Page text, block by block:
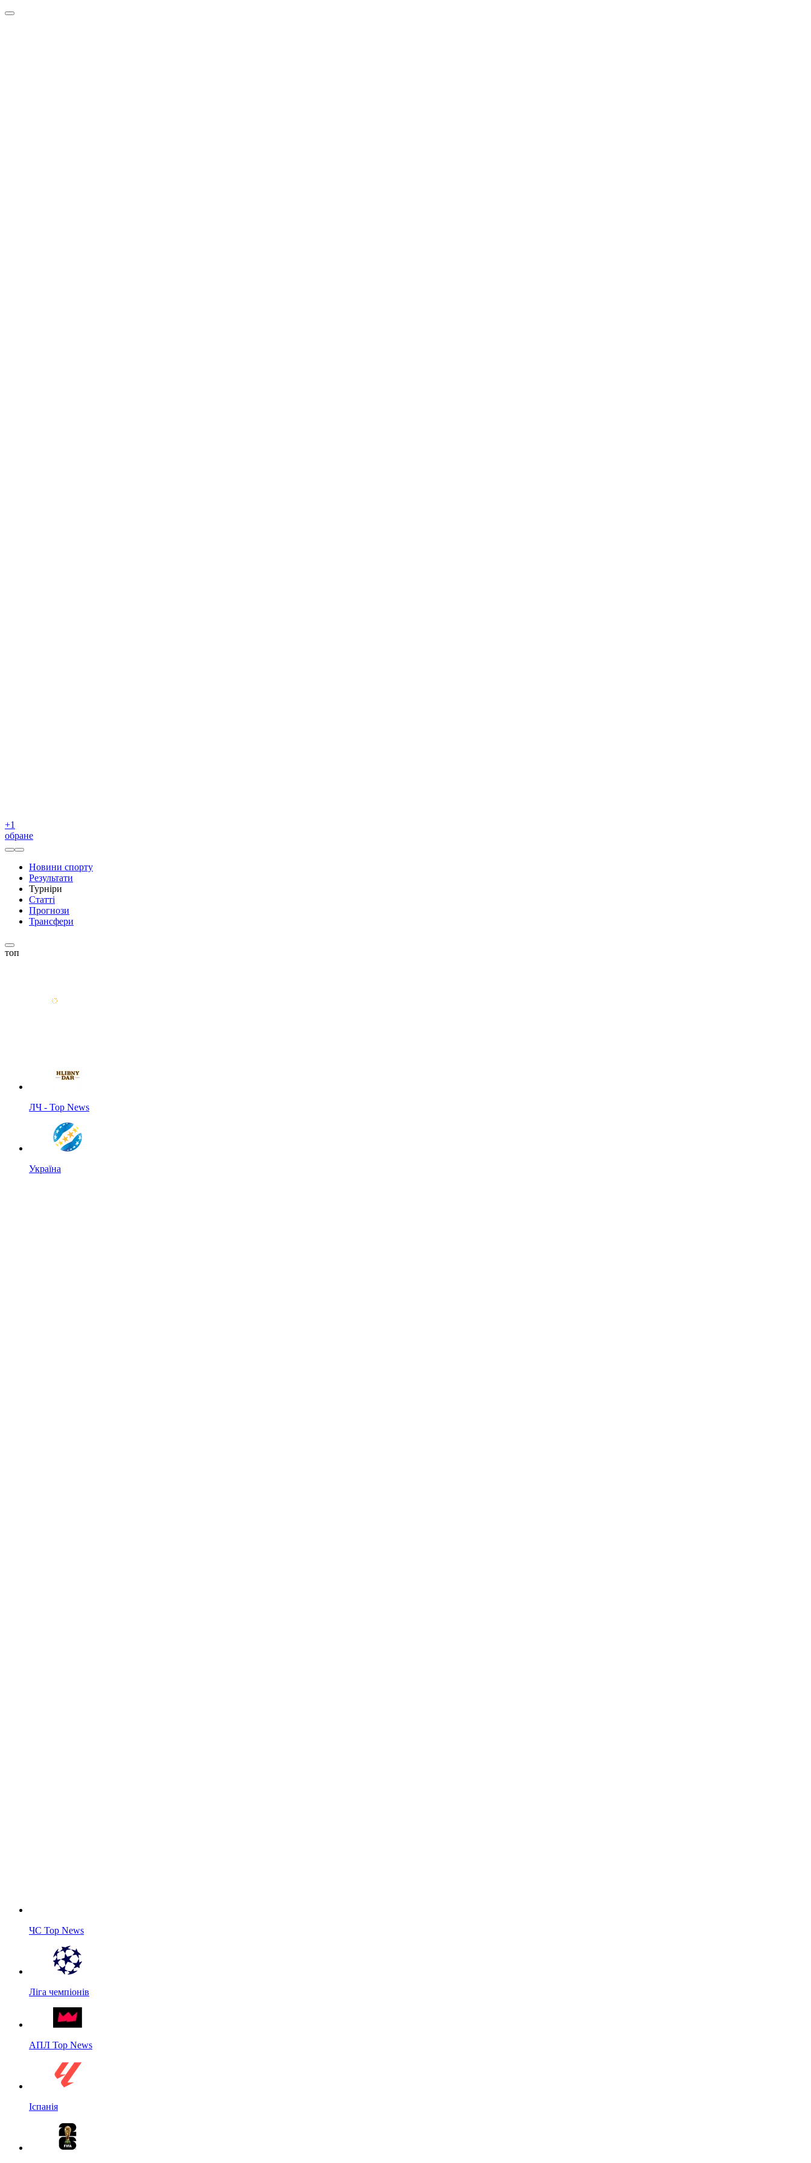
+1
обране
Новини спорту
Результати
Турніри
Статті
Прогнози
Трансфери
топ
ЛЧ - Top News
Україна
ЧС Top News
Ліга чемпіонів
АПЛ Top News
Іспанія